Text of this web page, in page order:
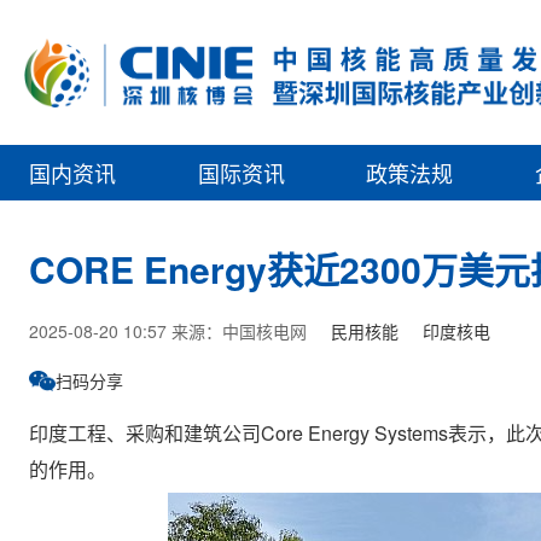
国内资讯 国际资讯 政策法规
CORE Energy获近2300万美
2025-08-20 10:57 来源：中国核电网 民用核能 印度核电
扫码分享
印度工程、采购和建筑公司Core Energy Systems表示，
的作用。